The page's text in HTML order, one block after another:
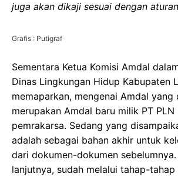
juga akan dikaji sesuai dengan
Grafis : Putigraf
Sementara Ketua Komisi Amdal
Dinas Lingkungan Hidup Kabupaten
memaparkan, mengenai Amdal yang
merupakan Amdal baru milik PT PLN
pemrakarsa. Sedang yang
adalah sebagai bahan akhir untuk
dari dokumen-dokumen
lanjutnya, sudah melalui tahap-tahap